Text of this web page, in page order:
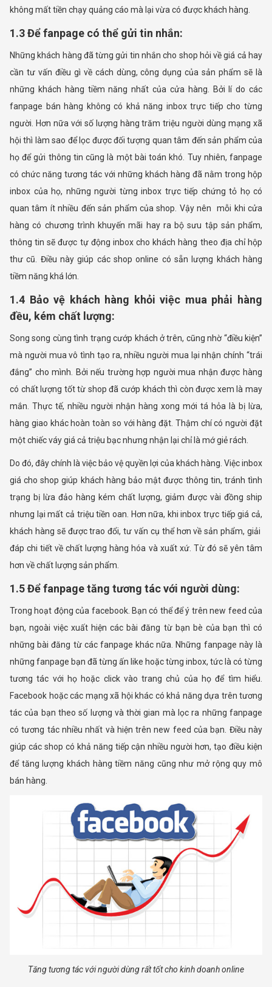
không mất tiền chạy quảng cáo mà lại vừa có được khách hàng.
1.3 Để fanpage có thể gửi tin nhắn:
Những khách hàng đã từng gửi tin nhắn cho shop hỏi về giá cả hay
cần tư vấn điều gì về cách dùng, công dụng của sản phẩm sẽ là
những khách hàng tiềm năng nhất của cửa hàng. Bởi lí do các
fanpage bán hàng không có khả năng inbox trực tiếp cho từng
người. Hơn nữa với số lượng hàng trăm triệu người dùng mạng xã
hội thì làm sao để lọc được đối tượng quan tâm đến sản phẩm của
họ để gửi thông tin cũng là một bài toán khó. Tuy nhiên, fanpage
có chức năng tương tác với những khách hàng đã nằm trong hộp
inbox của họ, những người từng inbox trực tiếp chứng tỏ họ có
quan tâm ít nhiều đến sản phẩm của shop. Vậy nên mỗi khi cửa
hàng có chương trình khuyến mãi hay ra bộ sưu tập sản phẩm,
thông tin sẽ được tự động inbox cho khách hàng theo địa chỉ hộp
thư cũ. Điều này giúp các shop online có sẵn lượng khách hàng
tiềm năng khá lớn.
1.4 Bảo vệ khách hàng khỏi việc mua phải hàng
đều, kém chất lượng:
Song song cùng tình trạng cướp khách ở trên, cũng nhờ “điều kiện”
mà người mua vô tình tạo ra, nhiều người mua lại nhận chính “trái
đắng” cho mình. Bởi nếu trường hợp người mua nhận được hàng
có chất lượng tốt từ shop đã cướp khách thì còn được xem là may
mắn. Thực tế, nhiều người nhận hàng xong mới tá hỏa là bị lừa,
hàng giao khác hoàn toàn so với hàng đặt. Thậm chí có người đặt
một chiếc váy giá cả triệu bạc nhưng nhận lại chỉ là mớ giẻ rách.
Do đó, đây chính là việc bảo vệ quyền lợi của khách hàng. Việc inbox
giá cho shop giúp khách hàng bảo mật được thông tin, tránh tình
trạng bị lừa đảo hàng kém chất lượng, giảm được vài đồng ship
nhưng lại mất cả triệu tiền oan. Hơn nữa, khi inbox trực tiếp giá cả,
khách hàng sẽ được trao đổi, tư vấn cụ thể hơn về sản phẩm, giải
đáp chi tiết về chất lượng hàng hóa và xuất xứ. Từ đó sẽ yên tâm
hơn về chất lượng sản phẩm.
1.5 Để fanpage tăng tương tác với người dùng:
Trong hoạt động của facebook. Bạn có thể để ý trên new feed của
bạn, ngoài việc xuất hiện các bài đăng từ bạn bè của bạn thì có
những bài đăng từ các fanpage khác nữa. Những fanpage này là
những fanpage bạn đã từng ấn like hoặc từng inbox, tức là có từng
tương tác với họ hoặc click vào trang chủ của họ để tìm hiểu.
Facebook hoặc các mạng xã hội khác có khả năng dựa trên tương
tác của bạn theo số lượng và thời gian mà lọc ra những fanpage
có tương tác nhiều nhất và hiện trên new feed của bạn. Điều này
giúp các shop có khả năng tiếp cận nhiều người hơn, tạo điều kiện
để tăng lượng khách hàng tiềm năng cũng như mở rộng quy mô
bán hàng.
Tăng tương tác với người dùng rất tốt cho kinh doanh online